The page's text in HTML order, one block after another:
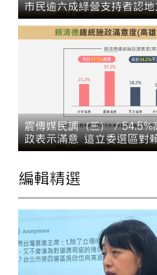
市民逾六成綠營支持者認
藍白支持者認中央主責
震傳媒民調（三）／54.5%
政表示滿意 這立委選區對
編輯精選